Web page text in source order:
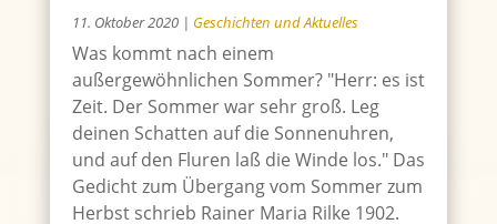
11. Oktober 2020| Geschichten und Aktuelles
Was kommt nach einem
außergewöhnlichen Sommer? "Herr: es ist
Zeit. Der Sommer war sehr groß. Leg
deinen Schatten auf die Sonnenuhren,
und auf den Fluren laß die Winde los." Das
Gedicht zum Übergang vom Sommer zum
Herbst schrieb Rainer Maria Rilke 1902.